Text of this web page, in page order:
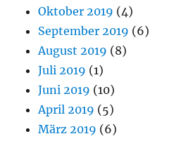
Oktober 2019 (4)
September 2019 (6)
August 2019 (8)
Juli 2019 (1)
Juni 2019 (10)
April 2019 (5)
März 2019 (6)